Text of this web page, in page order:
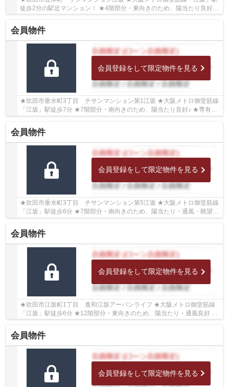
徒歩2分の駅近マンション！ ★4階部分・東向きのため、陽当たり良好
★専有面積41.46㎡の1LDK ★室内リフォーム済 ★学...
会員物件
会員登録をして限定物件を見る
★吹田市垂水町3丁目 チサンマンション第1江坂 ★大阪メトロ御堂筋線
「江坂」駅徒歩7分 ★7階部分・南向きのため、陽当たり良好♪ ★専有面
積58.53㎡の1SLDK ★2014年5月室内リフォーム歴が...
会員物件
会員登録をして限定物件を見る
★吹田市垂水町3丁目 チサンマンション第5江坂 ★大阪メトロ御堂筋線
「江坂」駅徒歩6分 ★7階部分・南向きのため、陽当たり・通風・眺望良
好♪ ★専有面積60.63㎡の2LDK ★2023年3月室内リ...
会員物件
会員登録をして限定物件を見る
★吹田市江坂町1丁目 進和江坂アーバンライフ ★大阪メトロ御堂筋線
「江坂」駅徒歩6分 ★12階部分・東向きのため、陽当たり・通風良好 ★
会員物件
会員登録をして限定物件を見る